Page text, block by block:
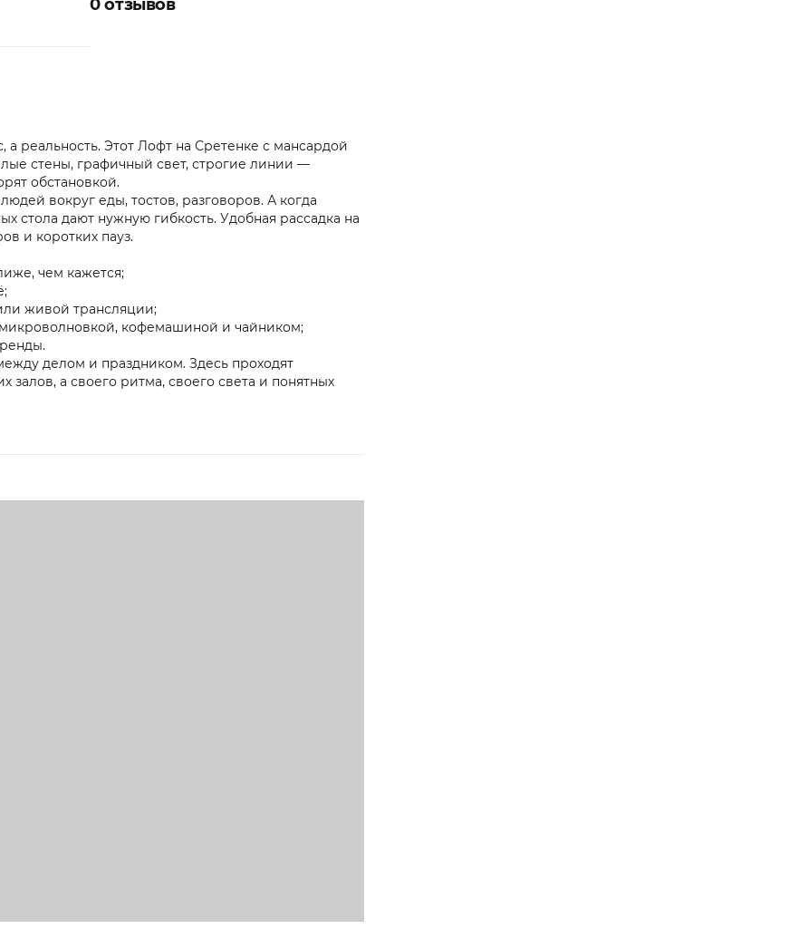
0отзывов
реальность. Этот Лофт на Сретенке с мансардой
стены, графичный свет, строгие линии —
обстановкой.
вокруг еды, тостов, разговоров. А когда
стола дают нужную гибкость. Удобная рассадка на
и коротких пауз.
чем кажется;
живой трансляции;
кофемашиной и чайником;
делом и праздником. Здесь проходят
залов, а своего ритма, своего света и понятных